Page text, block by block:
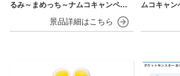
るみ～まめっち～ナムコキャンペー
ムコキャン